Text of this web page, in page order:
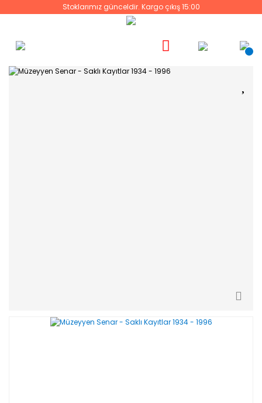
Stoklarımız günceldir. Kargo çıkış 15:00